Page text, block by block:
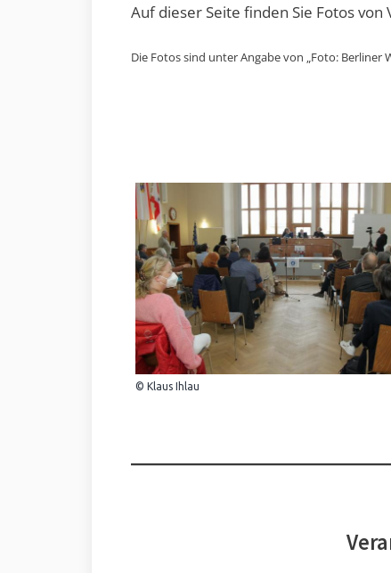
Auf dieser Seite finden Sie Fotos
Die Fotos sind unter Angabe von „Foto: Berliner
© Klaus Ihlau